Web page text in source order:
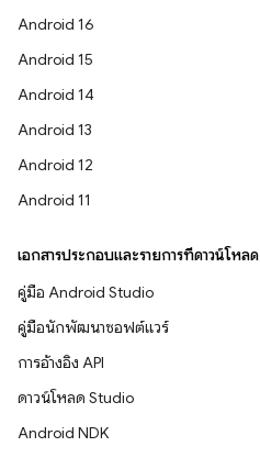
Android 16
Android 15
Android 14
Android 13
Android 12
Android 11
เอกสารประกอบและรายการที่ดาวน์โหลด
คู่มือ Android Studio
คู่มือนักพัฒนาซอฟต์แวร์
การอ้างอิง API
ดาวน์โหลด Studio
Android NDK